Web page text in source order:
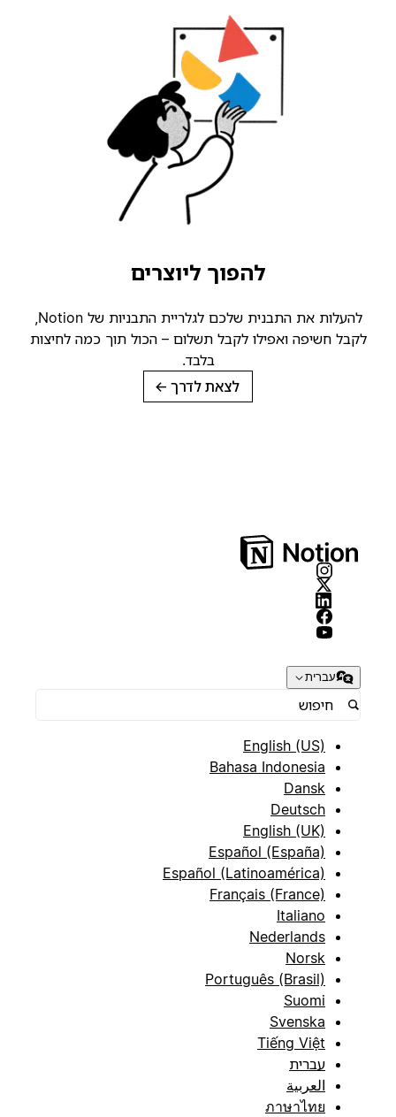
להפוך ליוצרים
להעלות את התבנית שלכם לגלריית התבניות של Notion,
לקבל חשיפה ואפילו לקבל תשלום – הכול תוך כמה לחיצות
בלבד.
לצאת לדרך→
עברית
English (US)
Bahasa Indonesia
Dansk
Deutsch
English (UK)
Español (España)
Español (Latinoamérica)
Français (France)
Italiano
Nederlands
Norsk
Português (Brasil)
Suomi
Svenska
Tiếng Việt
עברית
العربية
ภาษาไทย